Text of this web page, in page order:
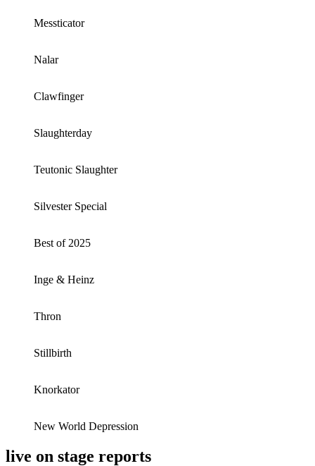
Messticator
Nalar
Clawfinger
Slaughterday
Teutonic Slaughter
Silvester Special
Best of 2025
Inge & Heinz
Thron
Stillbirth
Knorkator
New World Depression
live on stage reports